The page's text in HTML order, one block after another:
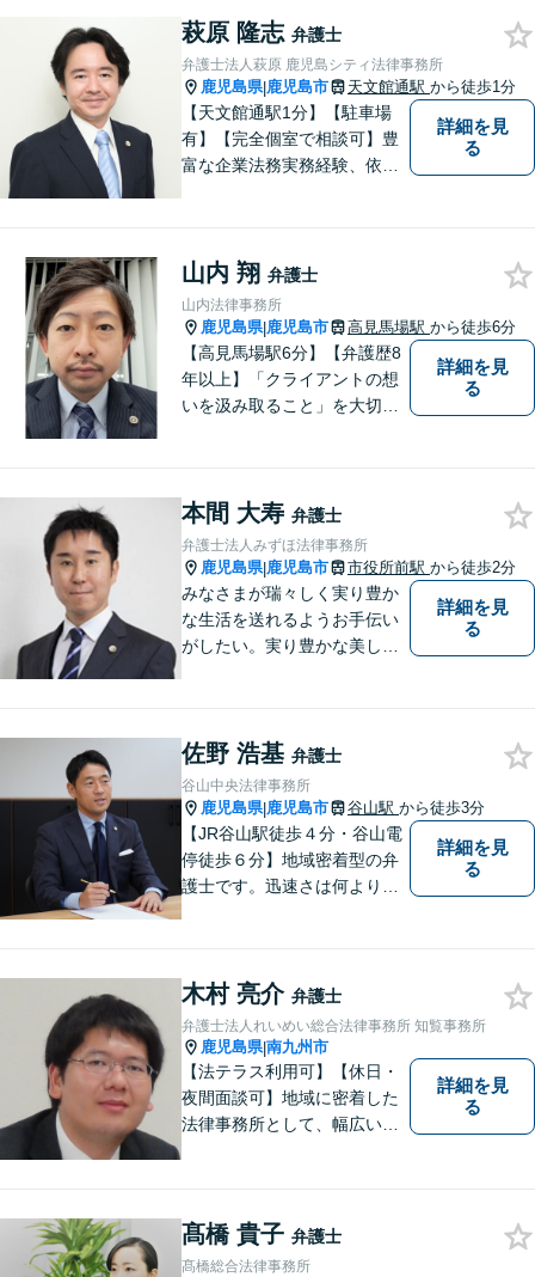
萩原 隆志 弁護士
弁護士法人萩原 鹿児島シティ法律事務所
鹿児島県|鹿児島市 天文館通駅 から徒歩1分
【天文館通駅1分】【駐車場
有】【完全個室で相談可】豊
富な企業法務実務経験、依頼
を傾け、依頼者の悩みに寄り
添って助言や提案を提供して
参ります。 お気軽にご相談く
ださい。
詳細を見
る
山内 翔 弁護士
山内法律事務所
鹿児島県|鹿児島市 高見馬場駅 から徒歩6分
【高見馬場駅6分】【弁護歴8
年以上】「クライアントの想
いを汲み取ること」を大切に
いく解決になるよう、精一杯
尽力いたします。【対応分野
多数！】
詳細を見
る
本間 大寿 弁護士
弁護士法人みずほ法律事務所
鹿児島県|鹿児島市 市役所前駅 から徒歩2分
みなさまが瑞々しく実り豊か
な生活を送れるようお手伝い
がしたい。実り豊かな美しい
なさまと一緒に成長させてい
ただきたい。それが私たち，
みずほ法律事務所の思いで
す。
詳細を見
る
佐野 浩基 弁護士
谷山中央法律事務所
鹿児島県|鹿児島市 谷山駅 から徒歩3分
【JR谷山駅徒歩４分・谷山電
停徒歩６分】地域密着型の弁
護士です。迅速さは何よりの
詳細を見
る
木村 亮介 弁護士
弁護士法人れいめい総合法律事務所 知覧事務所
鹿児島県|南九州市
【法テラス利用可】【休日・
夜間面談可】地域に密着した
法律事務所として、幅広い分
なことやお困りごとがござい
ましたらお早めにご相談くだ
詳細を見
る
髙橋 貴子 弁護士
髙橋総合法律事務所